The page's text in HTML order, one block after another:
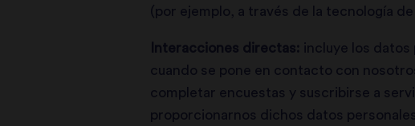
(por ejemplo, a través de la tecnología
Interacciones directas: incluye los
cuando se pone en contacto con
completar encuestas y suscribirse a
proporcionarnos dichos datos